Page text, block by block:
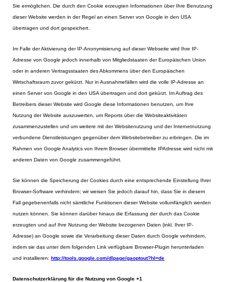
Sie ermöglichen. Die durch den Cookie erzeugten Informationen über Ihre Benutzung
dieser Website werden in der Regel an einen Server von Google in den USA
übertragen und dort gespeichert.
Im Falle der Aktivierung der IP-Anonymisierung auf dieser Webseite wird Ihre IP-
Adresse von Google jedoch innerhalb von Mitgliedstaaten der Europäischen Union
oder in anderen Vertragsstaaten des Abkommens über den Europäischen
Wirtschaftsraum zuvor gekürzt. Nur in Ausnahmefällen wird die volle IP-Adresse an
einen Server von Google in den USA übertragen und dort gekürzt. Im Auftrag des
Betreibers dieser Website wird Google diese Informationen benutzen, um Ihre
Nutzung der Website auszuwerten, um Reports über die Websiteaktivitäten
zusammenzustellen und um weitere mit der Websitenutzung und der Internetnutzung
verbundene Dienstleistungen gegenüber dem Websitebetreiber zu erbringen. Die im
Rahmen von Google Analytics von Ihrem Browser übermittelte IPAdresse wird nicht mit
anderen Daten von Google zusammengeführt.
Sie können die Speicherung der Cookies durch eine entsprechende Einstellung Ihrer
Browser-Software verhindern; wir weisen Sie jedoch darauf hin, dass Sie in diesem
Fall gegebenenfalls nicht sämtliche Funktionen dieser Website vollumfänglich werden
nutzen können. Sie können darüber hinaus die Erfassung der durch das Cookie
erzeugten und auf Ihre Nutzung der Website bezogenen Daten (inkl. Ihrer IP-
Adresse) an Google sowie die Verarbeitung dieser Daten durch Google verhindern,
indem sie das unter dem folgenden Link verfügbare Browser-Plugin herunterladen
und installieren: http://tools.google.com/dlpage/gaoptout?hl=de
Datenschutzerklärung für die Nutzung von Google +1